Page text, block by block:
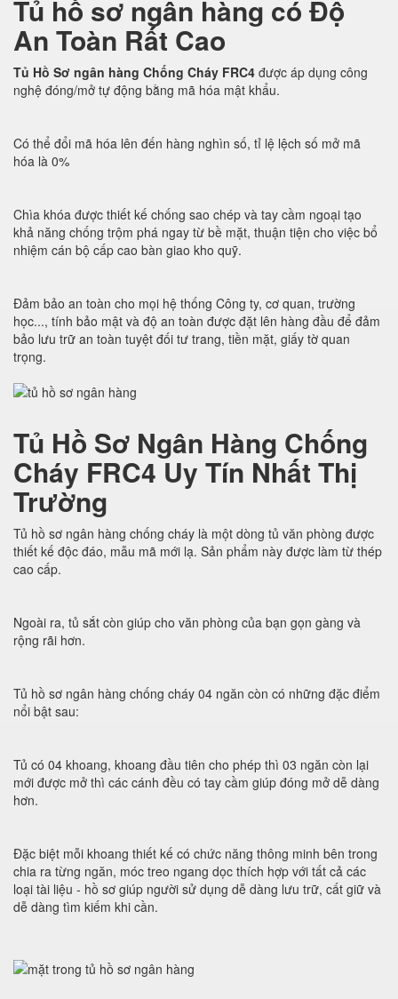
Tủ hồ sơ ngân hàng có Độ
An Toàn Rất Cao
Tủ Hồ Sơ ngân hàng Chống Cháy FRC4 được áp dụng công
nghệ đóng/mở tự động bằng mã hóa mật khẩu.
Có thể đổi mã hóa lên đến hàng nghìn số, tỉ lệ lệch số mở mã
hóa là 0%
Chìa khóa được thiết kế chống sao chép và tay cầm ngoại tạo
khả năng chống trộm phá ngay từ bề mặt, thuận tiện cho việc bổ
nhiệm cán bộ cấp cao bàn giao kho quỹ.
Đảm bảo an toàn cho mọi hệ thống Công ty, cơ quan, trường
học..., tính bảo mật và độ an toàn được đặt lên hàng đầu để đảm
bảo lưu trữ an toàn tuyệt đối tư trang, tiền mặt, giấy tờ quan
trọng.
Tủ Hồ Sơ Ngân Hàng Chống
Cháy FRC4 Uy Tín Nhất Thị
Trường
Tủ hồ sơ ngân hàng chống cháy là một dòng tủ văn phòng được
thiết kế độc đáo, mẫu mã mới lạ. Sản phẩm này được làm từ thép
cao cấp.
Ngoài ra, tủ sắt còn giúp cho văn phòng của bạn gọn gàng và
rộng rãi hơn.
Tủ hồ sơ ngân hàng chống cháy 04 ngăn còn có những đặc điểm
nổi bật sau:
Tủ có 04 khoang, khoang đầu tiên cho phép thì 03 ngăn còn lại
mới được mở thì các cánh đều có tay cầm giúp đóng mở dễ dàng
hơn.
Đặc biệt mỗi khoang thiết kế có chức năng thông minh bên trong
chia ra từng ngăn, móc treo ngang dọc thích hợp với tất cả các
loại tài liệu - hồ sơ giúp người sử dụng dễ dàng lưu trữ, cất giữ và
dễ dàng tìm kiếm khi cần.